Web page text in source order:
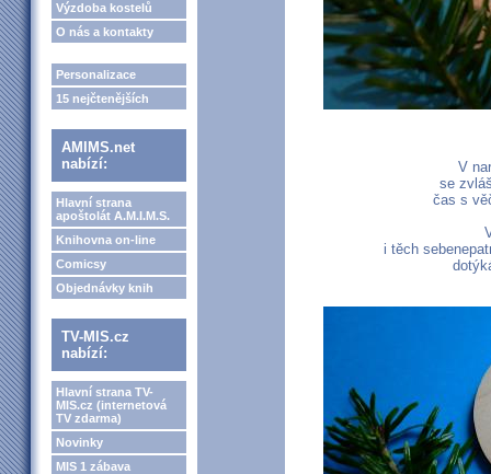
Výzdoba kostelů
O nás a kontakty
Personalizace
15 nejčtenějších
AMIMS.net
nabízí:
Hlavní strana
apoštolát A.M.I.M.S.
Knihovna on-line
Comicsy
Objednávky knih
TV-MIS.cz
nabízí:
Hlavní strana TV-
MIS.cz (internetová
TV zdarma)
Novinky
MIS 1 zábava
V
se
čas s
i těch